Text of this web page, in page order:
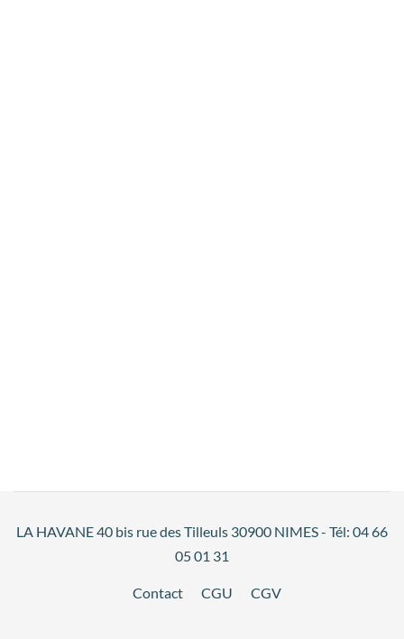
LA HAVANE 40 bis rue des Tilleuls 30900 NIMES - Tél: 04 66
05 01 31
Contact CGU CGV